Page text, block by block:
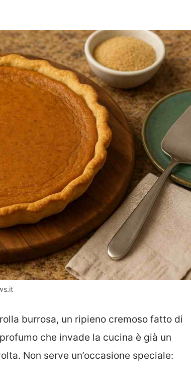
burrosa, un ripieno cremoso fatto di
che invade la cucina è già un
Non serve un’occasione speciale: